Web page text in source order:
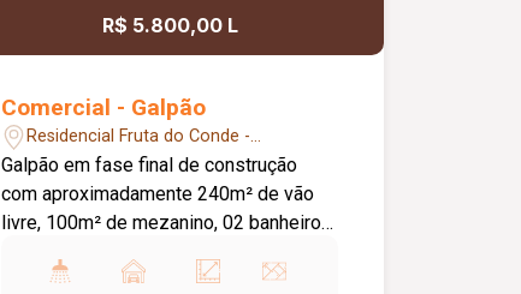
R$ 5.800,00 L
Comercial - Galpão
Residencial Fruta do Conde -
Uberlândia/MG
Galpão em fase final de construção
com aproximadamente 240m² de vão
livre, 100m² de mezanino, 02 banheiros,
recuada.